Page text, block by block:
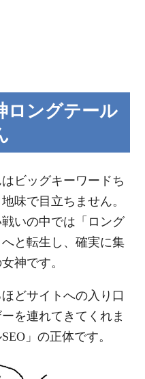
ロングテール
ビッグキーワードち
味で目立ちません。
いの中では「ロング
と転生し、確実に集
神です。
どサイトへの入り口
を連れてきてくれま
」の正体です。